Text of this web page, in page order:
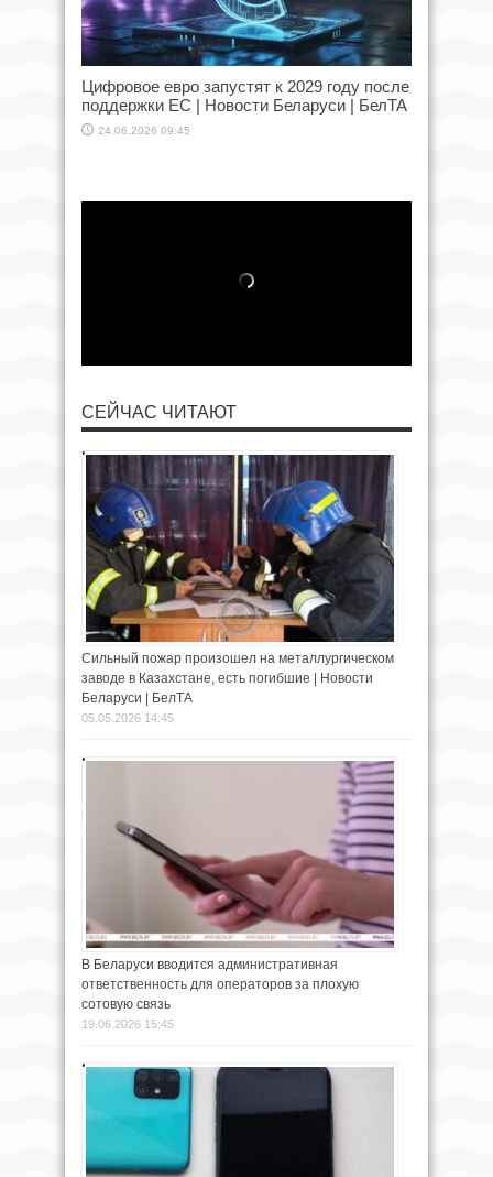
Цифровое евро запустят к 2029 году после
поддержки ЕС | Новости Беларуси | БелТА
24.06.2026 09:45
СЕЙЧАС ЧИТАЮТ
Cильный пожар произошел на металлургическом
заводе в Казахстане, есть погибшие | Новости
Беларуси | БелТА
05.05.2026 14:45
В Беларуси вводится административная
ответственность для операторов за плохую
сотовую связь
19.06.2026 15:45